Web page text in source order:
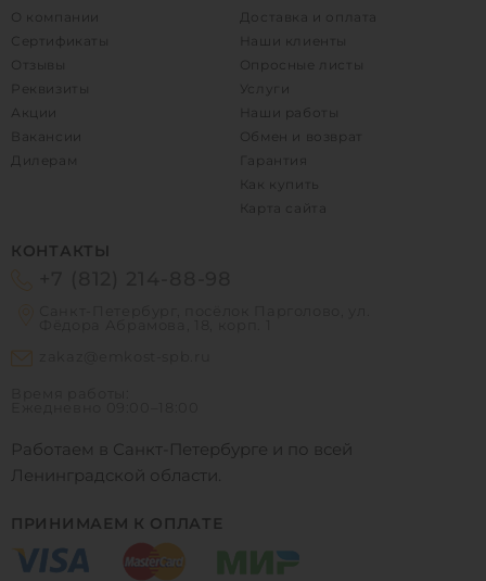
О компании
Сертификаты
Реквизиты
Акции
Вакансии
Дилерам
Доставка и оплата
Наши клиенты
Опросные листы
Услуги
Наши работы
Обмен и возврат
Гарантия
Как купить
Карта сайта
ПРИНИМАЕМ К ОПЛАТЕ
КОНТАКТЫ
Работаем в Санкт-Петербурге и по всей
Ленинградской области.